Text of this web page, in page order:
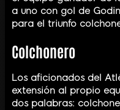
a uno con gol de
para el triunfo
Colchonero
Los aficionados del
extensión al propio
dos palabras: